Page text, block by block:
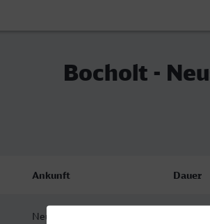
Bocholt -
Ankunft Dauer
Neustrelitz Hbf